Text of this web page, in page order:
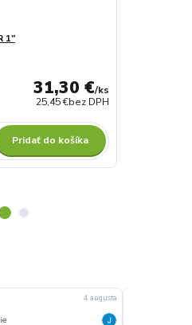
1"
31,30 €/ks
25,45 €bez DPH
Pridať do košíka
4. augusta